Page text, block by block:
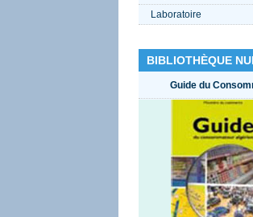
Laboratoire
BIBLIOTHÈQUE
Guide du